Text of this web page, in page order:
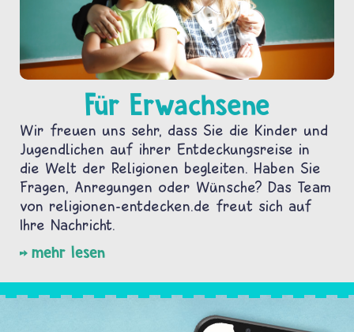
Für Erwachsene
Wir freuen uns sehr, dass Sie die Kinder und
Jugendlichen auf ihrer Entdeckungsreise in
die Welt der Religionen begleiten. Haben Sie
Fragen, Anregungen oder Wünsche? Das Team
von religionen-entdecken.de freut sich auf
Ihre Nachricht.
mehr lesen